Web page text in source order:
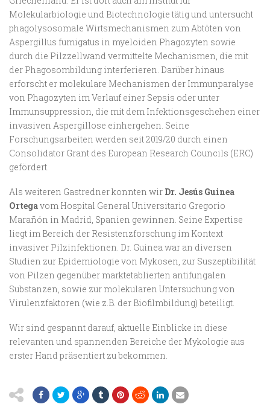
Molekularbiologie und Biotechnologie tätig und untersucht
phagolysosomale Wirtsmechanismen zum Abtöten von
Aspergillus fumigatus in myeloiden Phagozyten sowie
durch die Pilzzellwand vermittelte Mechanismen, die mit
der Phagosombildung interferieren. Darüber hinaus
erforscht er molekulare Mechanismen der Immunparalyse
von Phagozyten im Verlauf einer Sepsis oder unter
Immunsuppression, die mit dem Infektionsgeschehen einer
invasiven Aspergillose einhergehen. Seine
Forschungsarbeiten werden seit 2019/20 durch einen
Consolidator Grant des European Research Councils (ERC)
gefördert.
Als weiteren Gastredner konnten wir Dr. Jesús Guinea
Ortegavom Hospital General Universitario Gregorio
Marañón in Madrid, Spanien gewinnen. Seine Expertise
liegt im Bereich der Resistenzforschung im Kontext
invasiver Pilzinfektionen. Dr. Guinea war an diversen
Studien zur Epidemiologie von Mykosen, zur Suszeptibilität
von Pilzen gegenüber marktetablierten antifungalen
Substanzen, sowie zur molekularen Untersuchung von
Virulenzfaktoren (wie z.B. der Biofilmbildung) beteiligt.
Wir sind gespannt darauf, aktuelle Einblicke in diese
relevanten und spannenden Bereiche der Mykologie aus
erster Hand präsentiert zu bekommen.